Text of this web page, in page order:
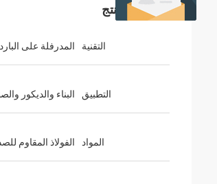
تفاصيل المنتج
التقنية المدرفلة على
التطبيق البناء والديكور
المواد الفولاذ المقاوم